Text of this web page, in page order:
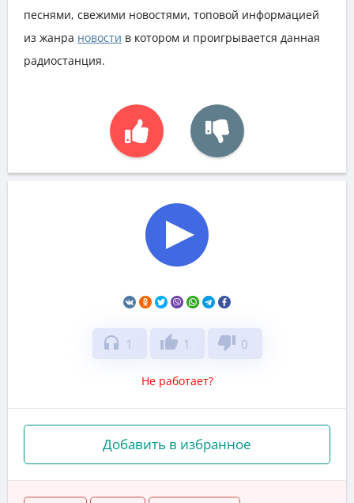
песнями, свежими новостями, топовой информацией
из жанра новости в котором и проигрывается данная
радиостанция.
headphones 1 thumb_up 1 thumb_down 0
Не работает?
Добавить в избранное